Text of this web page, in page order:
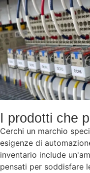
I prodotti che
Cerchi un marchio
esigenze di
inventario include
pensati per soddisfare